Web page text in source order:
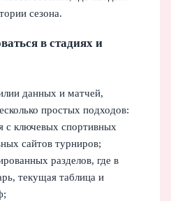
сезона.
в стадиях и
данных и матчей,
простых подходов:
с ключевых спортивных
сайтов турниров;
разделов, где в
текущая таблица и